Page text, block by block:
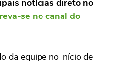
notícias direto no
se no canal do
da equipe no início de